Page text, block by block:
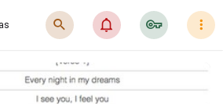
󰍉 󰂜 󰷖 󰇙